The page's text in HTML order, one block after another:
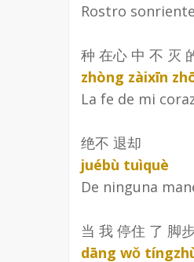
Rostro
种 在心 中 不 灭
zhòng zàixīn
La fe de mi
绝不 退却
juébù tuìquè
De ninguna
当 我 停住 了 脚
dāng wǒ